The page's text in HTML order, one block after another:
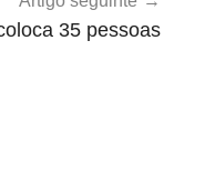
35 pessoas